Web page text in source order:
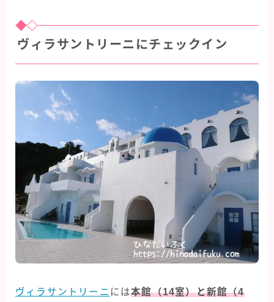
ヴィラサントリーニにチェックイン
ヴィラサントリーニ には本館（14室）と新館（4